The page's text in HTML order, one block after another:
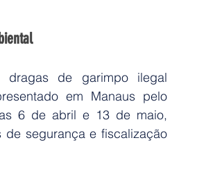
de garimpo ilegal
em Manaus pelo
6 de abril e 13 de maio,
de segurança e fiscalização